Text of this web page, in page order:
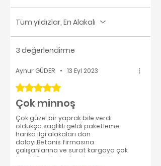
Tüm yıldızlar, En Alakalı
3 değerlendirme
Aynur GÜDER • 13 Eyl 2023
5 üzerinden 5 yıldız
Çok minnoş
Çok güzel bir yaprak bile verdi
oldukça sağlıklı geldi paketleme
harika ilgi alakaları dan
dolayı.Betonis firmasına
çalışanlarına ve surat kargoya çok
teşekkür ederim tavsiye ederim